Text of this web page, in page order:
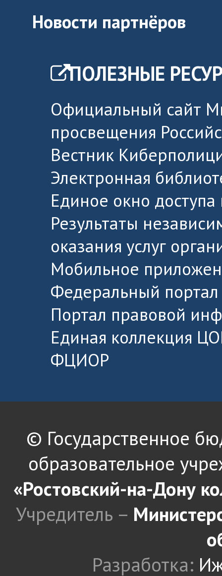
Новости партнёров
ПОЛЕЗНЫЕ
Официальный сайт
просвещения
Вестник
Электронная
Единое окно
Результаты
оказания услуг
Мобильное
Федеральный портал
Портал правовой
Единая коллекция
ФЦИОР
© Государственное
образовательное
«Ростовский-на-Дону
Учредитель –
Разработка: